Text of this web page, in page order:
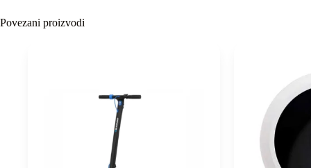
Povezani proizvodi